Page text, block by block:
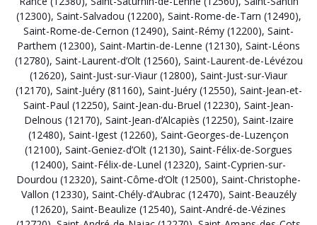
(12300), Saint-Salvadou (12200), Saint-Rome-de-Tarn (12490),
Saint-Rome-de-Cernon (12490), Saint-Rémy (12200), Saint-
Parthem (12300), Saint-Martin-de-Lenne (12130), Saint-Léons
(12780), Saint-Laurent-d’Olt (12560), Saint-Laurent-de-Lévézou
(12620), Saint-Just-sur-Viaur (12800), Saint-Just-sur-Viaur
(12170), Saint-Juéry (81160), Saint-Juéry (12550), Saint-Jean-et-
Saint-Paul (12250), Saint-Jean-du-Bruel (12230), Saint-Jean-
Delnous (12170), Saint-Jean-d’Alcapiès (12250), Saint-Izaire
(12480), Saint-Igest (12260), Saint-Georges-de-Luzençon
(12100), Saint-Geniez-d’Olt (12130), Saint-Félix-de-Sorgues
(12400), Saint-Félix-de-Lunel (12320), Saint-Cyprien-sur-
Dourdou (12320), Saint-Côme-d’Olt (12500), Saint-Christophe-
Vallon (12330), Saint-Chély-d’Aubrac (12470), Saint-Beauzély
(12620), Saint-Beaulize (12540), Saint-André-de-Vézines